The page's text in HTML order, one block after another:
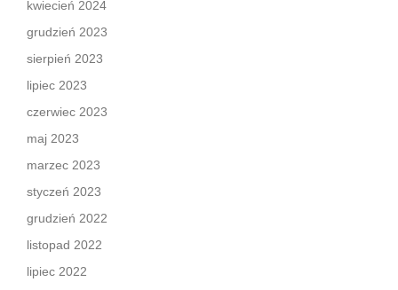
kwiecień 2024
grudzień 2023
sierpień 2023
lipiec 2023
czerwiec 2023
maj 2023
marzec 2023
styczeń 2023
grudzień 2022
listopad 2022
lipiec 2022